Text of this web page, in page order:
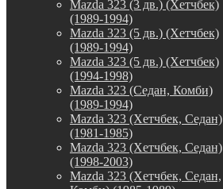
Mazda 323 (3 дв.) (Хетчбек)
(1989-1994)
Mazda 323 (5 дв.) (Хетчбек)
(1989-1994)
Mazda 323 (5 дв.) (Хетчбек)
(1994-1998)
Mazda 323 (Седан, Комби)
(1989-1994)
Mazda 323 (Хетчбек, Седан)
(1981-1985)
Mazda 323 (Хетчбек, Седан)
(1998-2003)
Mazda 323 (Хетчбек, Седан,